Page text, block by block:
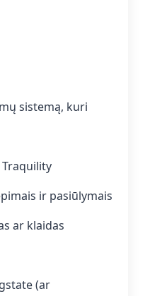
sistemą, kuri
ir pasiūlymais
ar klaidas
(ar